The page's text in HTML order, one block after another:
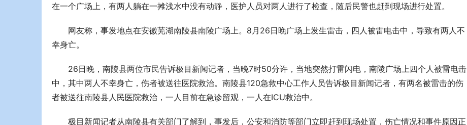
在一个广场上，有两人躺在一摊浅水中没有动静，医护人员对两人进行了检查，随后民警也赶到现场进行处置。
网友称，事发地点在安徽芜湖南陵县南陵广场上。8月26日晚广场上发生雷击，四人被雷电击中，导致有两人不
幸身亡。
26日晚，南陵县两位市民告诉极目新闻记者，当晚7时50分许，当地突然打雷闪电，南陵广场上四个人被雷电击
中，其中两人不幸身亡，伤者被送往医院救治。南陵县120急救中心工作人员告诉极目新闻记者，有两名被雷击的伤
者被送往南陵县人民医院救治，一人目前在急诊留观，一人在ICU救治中。
极目新闻记者从南陵县有关部门了解到，事发后，公安和消防等部门立即赶到现场处置，伤亡情况和事件原因正